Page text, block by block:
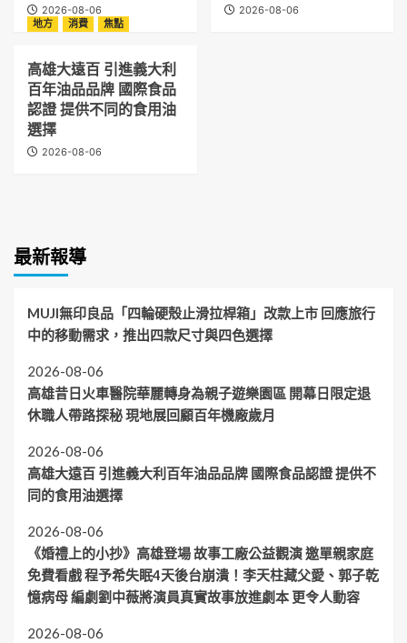
2026-08-06
2026-08-06
地方
消費 焦點
高雄大遠百 引進義大利
百年油品品牌 國際食品
認證 提供不同的食用油
選擇
2026-08-06
最新報導
MUJI無印良品「四輪硬殼止滑拉桿箱」改款上市 回應旅行
中的移動需求，推出四款尺寸與四色選擇
2026-08-06
高雄昔日火車醫院華麗轉身為親子遊樂園區 開幕日限定退
休職人帶路探秘 現地展回顧百年機廠歲月
2026-08-06
高雄大遠百 引進義大利百年油品品牌 國際食品認證 提供不
同的食用油選擇
2026-08-06
《婚禮上的小抄》高雄登場 故事工廠公益觀演 邀單親家庭
免費看戲 程予希失眠4天後台崩潰！李天柱藏父愛、郭子乾
憶病母 編劇劉中薇將演員真實故事放進劇本 更令人動容
2026-08-06